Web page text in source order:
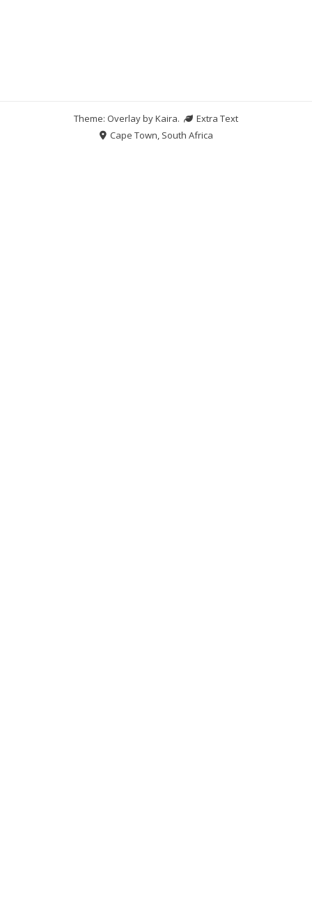
Theme: Overlay byKaira.
Extra Text
Cape Town, South Africa